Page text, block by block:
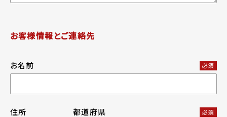
お客様情報とご連絡先
お名前 必須
住所 都道府県 必須